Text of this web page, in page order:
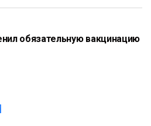
обязательную вакцинацию